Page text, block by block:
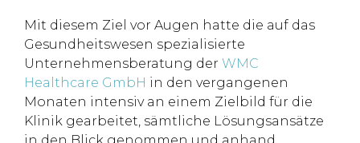
Mit diesem Ziel vor Augen hatte die auf das
Gesundheitswesen spezialisierte
Unternehmensberatung der WMC
Healthcare GmbH in den vergangenen
Monaten intensiv an einem Zielbild für die
Klinik gearbeitet, sämtliche Lösungsansätze